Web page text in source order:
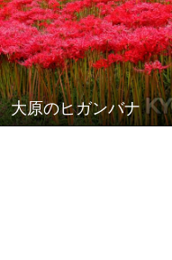
大原のヒガンバナ